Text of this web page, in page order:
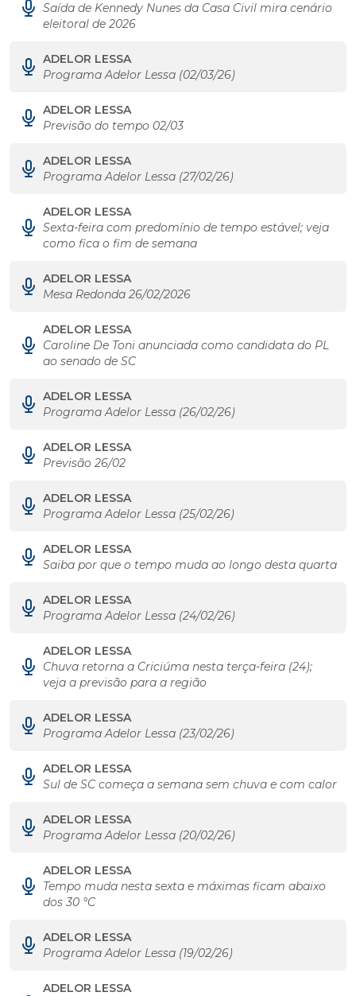
Saída de Kennedy Nunes da Casa Civil mira cenário
eleitoral de 2026
ADELOR LESSA
Programa Adelor Lessa (02/03/26)
ADELOR LESSA
Previsão do tempo 02/03
ADELOR LESSA
Programa Adelor Lessa (27/02/26)
ADELOR LESSA
Sexta-feira com predomínio de tempo estável; veja
como fica o fim de semana
ADELOR LESSA
Mesa Redonda 26/02/2026
ADELOR LESSA
Caroline De Toni anunciada como candidata do PL
ao senado de SC
ADELOR LESSA
Programa Adelor Lessa (26/02/26)
ADELOR LESSA
Previsão 26/02
ADELOR LESSA
Programa Adelor Lessa (25/02/26)
ADELOR LESSA
Saiba por que o tempo muda ao longo desta quarta
ADELOR LESSA
Programa Adelor Lessa (24/02/26)
ADELOR LESSA
Chuva retorna a Criciúma nesta terça-feira (24);
veja a previsão para a região
ADELOR LESSA
Programa Adelor Lessa (23/02/26)
ADELOR LESSA
Sul de SC começa a semana sem chuva e com calor
ADELOR LESSA
Programa Adelor Lessa (20/02/26)
ADELOR LESSA
Tempo muda nesta sexta e máximas ficam abaixo
dos 30 °C
ADELOR LESSA
Programa Adelor Lessa (19/02/26)
ADELOR LESSA